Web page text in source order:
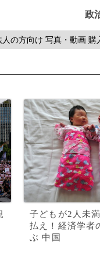
政
人の方向け 写真・動画 購
子どもが2人未
払え！経済学者
ぶ 中国